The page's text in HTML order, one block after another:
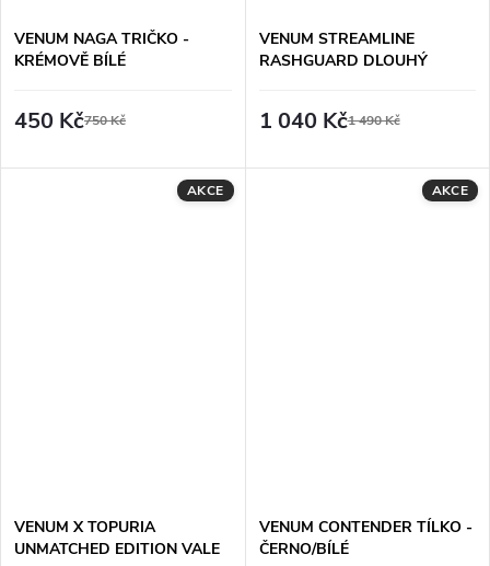
VENUM NAGA TRIČKO -
KRÉMOVĚ BÍLÉ
450 Kč750 Kč
VENUM STREAMLINE
RASHGUARD DLOUHÝ
1 040 Kč1 490 Kč
AKCE
VENUM X TOPURIA
UNMATCHED EDITION VALE
AKCE
VENUM CONTENDER TÍLKO -
ČERNO/BÍLÉ